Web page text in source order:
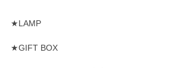
★LAMP
★GIFT BOX